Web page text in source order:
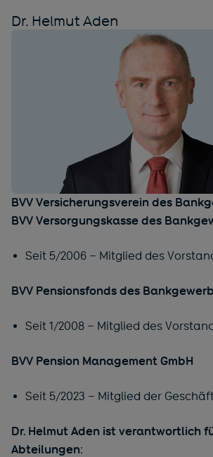
Dr. Helmut Aden
BVV Versicherungsverein des
BVV Versorgungskasse des
Seit 5/2006 – Mitglied des
BVV Pensionsfonds des
Seit 1/2008 – Mitglied des
BVV Pension Management GmbH
Seit 5/2023 – Mitglied der
Dr. Helmut Aden ist verantwortlich
Abteilungen: